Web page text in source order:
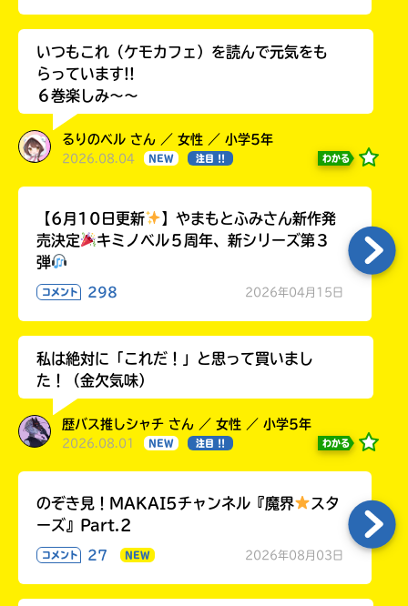
いつもこれ（ケモカフェ）を読んで元気をも
らっています!!
６巻楽しみ～～
るりのベル さん ／ 女性 ／ 小学5年
2026.08.04 NEW 注目 !! わかる
【6月10日更新
】やまもとふみさん新作発
売決定
キミノベル５周年、新シリーズ第３
弾
コメント 298 2026年04月15日
私は絶対に「これだ！」と思って買いまし
た！（金欠気味）
歴バス推しシャチ さん ／ 女性 ／ 小学5年
2026.08.01 NEW 注目 !! わかる
のぞき見！MAKAI5チャンネル『魔界
スタ
ーズ』Part.2
コメント 27 NEW 2026年08月03日